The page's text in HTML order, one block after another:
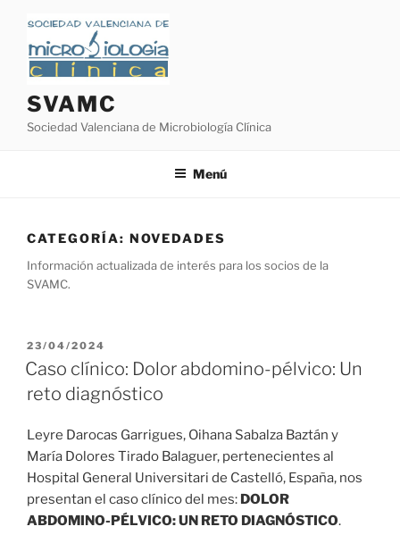
contenido
SVAMC
Sociedad Valenciana de Microbiología Clínica
Menú
CATEGORÍA: NOVEDADES
Información actualizada de interés para los socios de la
SVAMC.
PUBLICADO
EL
23/04/2024
Caso clínico: Dolor abdomino-pélvico: Un
reto diagnóstico
Leyre Darocas Garrigues, Oihana Sabalza Baztán y
María Dolores Tirado Balaguer, pertenecientes al
Hospital General Universitari de Castelló, España, nos
presentan el caso clínico del mes: DOLOR
ABDOMINO-PÉLVICO: UN RETO DIAGNÓSTICO.